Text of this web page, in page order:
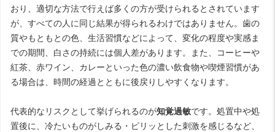
おり、適切な方法で行えば多くの方が受けられるとされています
が、すべての人に同じ結果が得られるわけではありません。歯の
質やもともとの色、生活習慣などによって、変化の程度や実感ま
での期間、白さの持続には個人差があります。また、コーヒーや
紅茶、赤ワイン、カレーといった色の濃い飲食物や喫煙習慣があ
る場合は、時間の経過とともに後戻りしやすくなります。
代表的なリスクとして挙げられるのが知覚過敏です。処置中や処
置後に、冷たいものがしみる・ピリッとした刺激を感じるなど、